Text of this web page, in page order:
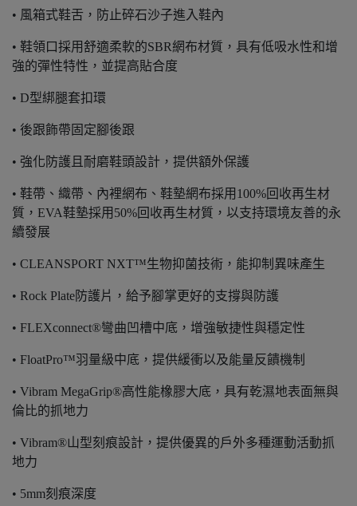
• 風箱式鞋舌，防止碎石沙子進入鞋內
• 鞋領口採用舒適柔軟的SBR網布材質，具有低吸水性和增
強的彈性特性，並提高貼合度
• D型綁腿套扣環
• 後跟飾帶固定腳後跟
• 強化防護且耐磨鞋頭設計，提供額外保護
• 鞋帶、織帶、內裡網布、鞋墊網布採用100%回收再生材
質，EVA鞋墊採用50%回收再生材質，以支持環境友善的永
續發展
• CLEANSPORT NXT™生物抑菌技術，能抑制異味產生
• Rock Plate防護片，給予腳掌更好的支撐與防護
• FLEXconnect®彎曲凹槽中底，增強敏捷性與穩定性
• FloatPro™羽量級中底，提供緩衝以及能量反饋機制
• Vibram MegaGrip®高性能橡膠大底，具有乾濕地表面無與
倫比的抓地力
• Vibram®山型刻痕設計，提供優異的戶外多種運動活動抓
地力
• 5mm刻痕深度